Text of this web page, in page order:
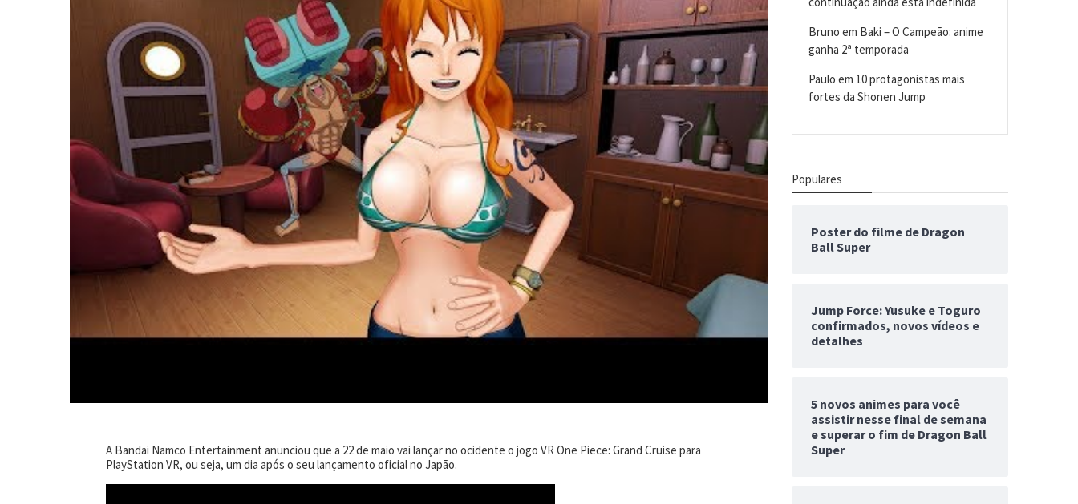
A Bandai Namco Entertainment anunciou que a 22 de maio vai lançar no ocidente o jogo VR One Piece: Grand Cruise para
PlayStation VR, ou seja, um dia após o seu lançamento oficial no Japão.
Bruno em Baki – O Campeão: anime
ganha 2ª temporada
Paulo em 10 protagonistas mais
fortes da Shonen Jump
Populares
Poster do filme de Dragon
Ball Super
Jump Force: Yusuke e Toguro
confirmados, novos vídeos e
detalhes
5 novos animes para você
assistir nesse final de semana
e superar o fim de Dragon Ball
Super